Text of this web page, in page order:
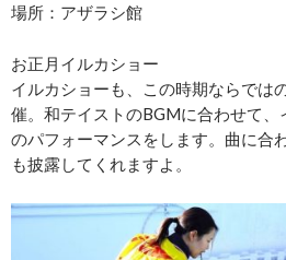
場所：アザラシ館
お正月イルカショー
イルカショーも、この時期ならでは
催。和テイストのBGMに合わせて
のパフォーマンスをします。曲に合
も披露してくれますよ。